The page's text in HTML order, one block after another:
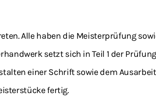
Alle haben die Meisterprüfung
setzt sich in Teil 1 der
einer Schrift sowie dem
fertig.